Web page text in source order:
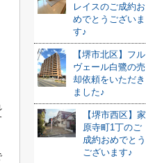
レイスのご成約お
めでとうございま
す♪
【堺市北区】フル
ヴェール白鷺の売
却依頼をいただき
ました♪
【堺市西区】家
原寺町1丁のご
成約おめでとう
ございます♪